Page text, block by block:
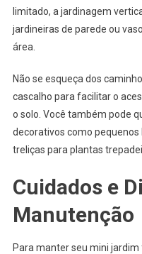
limitado, a jardinagem
jardineiras de parede ou
área.
Não se esqueça dos
cascalho para facilitar o
o solo. Você também pode
decorativos como
treliças para plantas
Cuidados e
Manutenção
Para manter seu mini